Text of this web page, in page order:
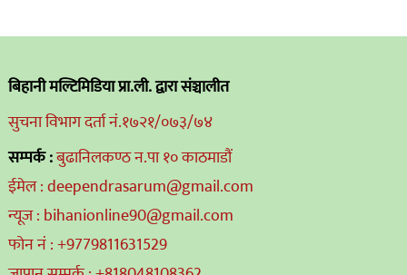
बिहानी मल्टिमिडिया प्रा.ली. द्वारा संञ्चालीत
सुचना विभाग दर्ता नं.१७२१/०७३/७४
सम्पर्क :बुढानिलकण्ठ न.पा १० काठमाडौं
ईमेल : deependrasarum@gmail.com
न्यूज : bihanionline90@gmail.com
फोन नं : +9779811631529